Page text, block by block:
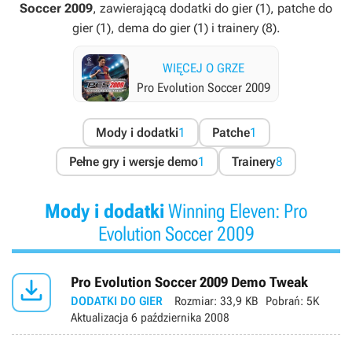
Soccer 2009, zawierającą dodatki do gier (1), patche do
gier (1), dema do gier (1) i trainery (8).
WIĘCEJ O GRZE
Pro Evolution Soccer 2009
Mody i dodatki1 Patche1
Pełne gry i wersje demo1 Trainery8
Mody i dodatkiWinning Eleven: Pro
Evolution Soccer 2009
 Pro Evolution Soccer 2009 Demo Tweak
DODATKI DO GIER Rozmiar: 33,9 KB Pobrań: 5K
Aktualizacja 6 października 2008